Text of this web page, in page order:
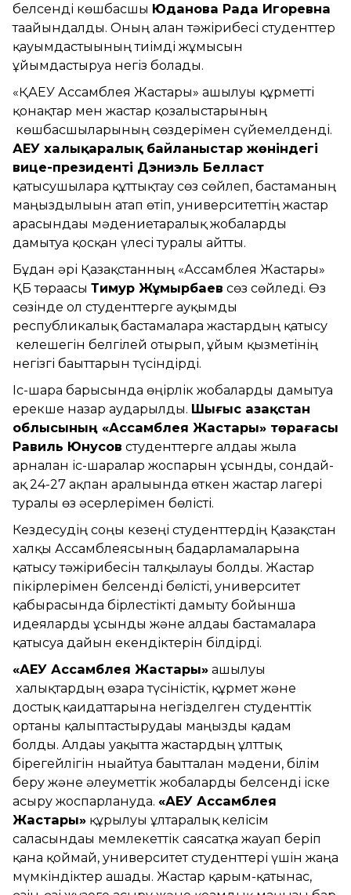
белсенді көшбасшы Юданова Рада Игоревна
тағайындалды. Оның алған тәжірибесі студенттер
қауымдастығының тиімді жұмысын
ұйымдастыруға негіз болады.
«ҚАЕУ Ассамблея Жастары» ашылуы құрметті
қонақтар мен жастар қозғалыстарының
көшбасшыларының сөздерімен сүйемелденді.
ҚАЕУ халықаралық байланыстар жөніндегі
вице-президенті Дэниэль Белласт
қатысушыларға құттықтау сөз сөйлеп, бастаманың
маңыздылығын атап өтіп, университеттің жастар
арасындағы мәдениетаралық жобаларды
дамытуға қосқан үлесі туралы айтты.
Бұдан әрі Қазақстанның «Ассамблея Жастары»
ҚБ төрағасы Тимур Жұмырбаев сөз сөйледі. Өз
сөзінде ол студенттерге ауқымды
республикалық бастамаларға жастардың қатысу
келешегін белгілей отырып, ұйым қызметінің
негізгі бағыттарын түсіндірді.
Іс-шара барысында өңірлік жобаларды дамытуға
ерекше назар аударылды. Шығыс Қазақстан
облысының «Ассамблея Жастары» төрағасы
Равиль Юнусов студенттерге алдағы жылға
арналған іс-шаралар жоспарын ұсынды, сондай-
ақ 24-27 ақпан аралығында өткен жастар лагері
туралы өз әсерлерімен бөлісті.
Кездесудің соңғы кезеңі студенттердің Қазақстан
халқы Ассамблеясының бағдарламаларына
қатысу тәжірибесін талқылауы болды. Жастар
пікірлерімен белсенді бөлісті, университет
қабырғасында бірлестікті дамыту бойынша
идеяларды ұсынды және алдағы бастамаларға
қатысуға дайын екендіктерін білдірді.
«ҚАЕУ Ассамблея Жастары» ашылуы
халықтардың өзара түсіністік, құрмет және
достық қағидаттарына негізделген студенттік
ортаны қалыптастырудағы маңызды қадам
болды. Алдағы уақытта жастардың ұлттық
бірегейлігін нығайтуға бағытталған мәдени, білім
беру және әлеуметтік жобаларды белсенді іске
асыру жоспарлануда. «ҚАЕУ Ассамблея
Жастары» құрылуы ұлтаралық келісім
саласындағы мемлекеттік саясатқа жауап беріп
қана қоймай, университет студенттері үшін жаңа
мүмкіндіктер ашады. Жастар қарым-қатынас,